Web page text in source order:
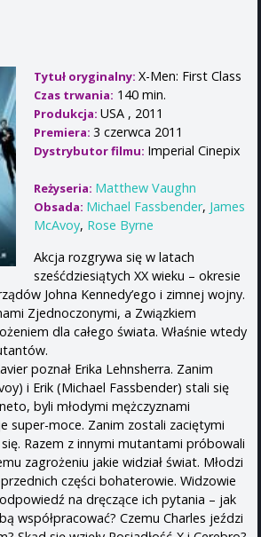
Tytuł oryginalny: X-Men: First Class
Czas trwania: 140 min.
Produkcja: USA , 2011
Premiera: 3 czerwca 2011
Dystrybutor filmu: Imperial Cinepix
Reżyseria: Matthew Vaughn
Obsada: Michael Fassbender, James
McAvoy, Rose Byrne
Akcja rozgrywa się w latach
sześćdziesiątych XX wieku – okresie
Johna Kennedy’ego i zimnej wojny.
Zjednoczonymi, a Związkiem
dla całego świata. Właśnie wtedy
poznał Erika Lehnsherra. Zanim
i Erik (Michael Fassbender) stali się
byli młodymi mężczyznami
super-moce. Zanim zostali zaciętymi
Razem z innymi mutantami próbowali
zagrożeniu jakie widział świat. Młodzi
części bohaterowie. Widzowie
na dręczące ich pytania – jak
współpracować? Czemu Charles jeździ